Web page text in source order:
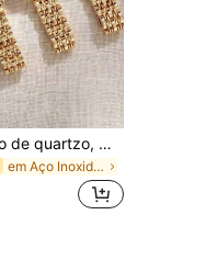
Relógio feminino de quartzo, modelo minimalista com mostrador quadrado e caixa banhada a ouro de alta qualidade. Ideal como presente de aniversário, Dia das Mães, Natal, Dia dos Namorados, aniversário ou qualquer outra ocasião especial.
em Aço Inoxidável Relógios de quartzo